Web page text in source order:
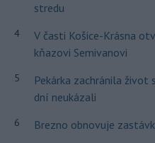
stredu
4
V časti Košice-Krásna
kňazovi Semivanovi
5
Pekárka zachránila
dní neukázali
6 Brezno obnovuje